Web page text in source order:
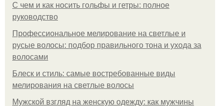
С чем и как носить гольфы и гетры: полное
руководство
Профессиональное мелирование на светлые и
русые волосы: подбор правильного тона и ухода за
волосами
Блеск и стиль: самые востребованные виды
мелирования на светлые волосы
Мужской взгляд на женскую одежду: как мужчины